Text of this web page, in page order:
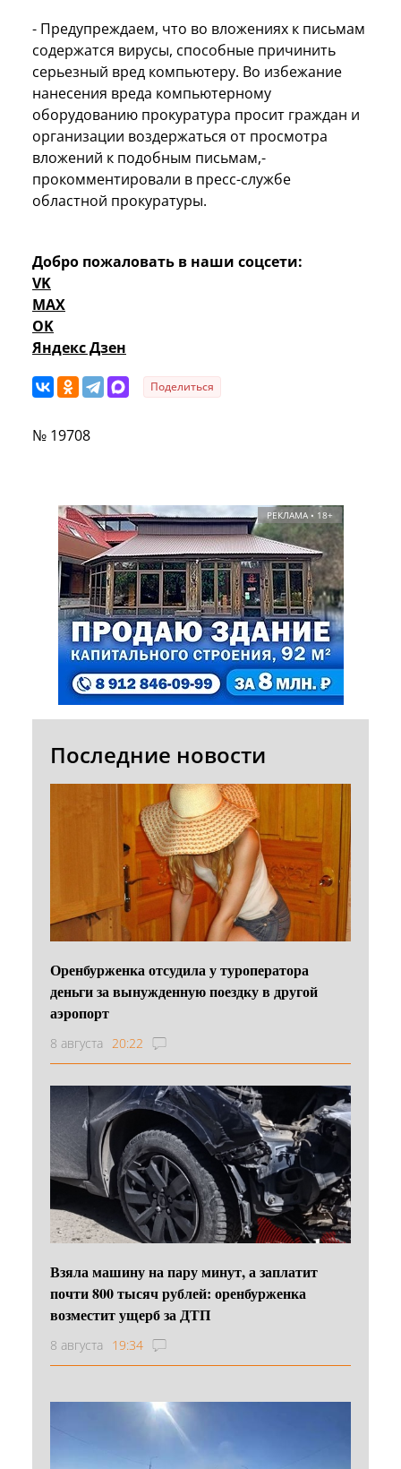
- Предупреждаем, что во вложениях к письмам
содержатся вирусы, способные причинить
серьезный вред компьютеру. Во избежание
нанесения вреда компьютерному
оборудованию прокуратура просит граждан и
организации воздержаться от просмотра
вложений к подобным письмам,-
прокомментировали в пресс-службе
областной прокуратуры.
Добро пожаловать в наши соцсети:
VK
MAX
OK
Яндекс Дзен
Поделиться
№ 19708
РЕКЛАМА • 18+
Последние новости
Оренбурженка отсудила у туроператора
деньги за вынужденную поездку в другой
аэропорт
8 августа 20:22
Взяла машину на пару минут, а заплатит
почти 800 тысяч рублей: оренбурженка
возместит ущерб за ДТП
8 августа 19:34